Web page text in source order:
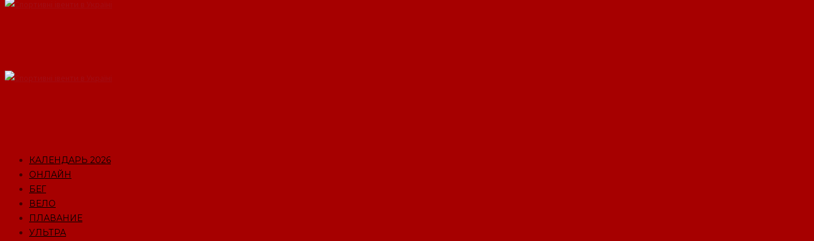
КАЛЕНДАРЬ 2026
ОНЛАЙН
БЕГ
ВЕЛО
ПЛАВАНИЕ
УЛЬТРА